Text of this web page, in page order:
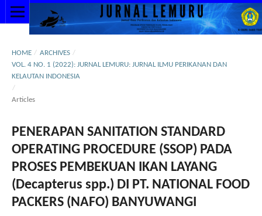
HOME / ARCHIVES /
VOL. 4 NO. 1 (2022): JURNAL LEMURU: JURNAL ILMU PERIKANAN DAN
KELAUTAN INDONESIA
/
Articles
PENERAPAN SANITATION STANDARD
OPERATING PROCEDURE (SSOP) PADA
PROSES PEMBEKUAN IKAN LAYANG
(Decapterus spp.) DI PT. NATIONAL FOOD
PACKERS (NAFO) BANYUWANGI